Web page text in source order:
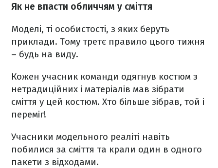
Як не впасти обличчям у сміття
Моделі, ті особистості, з яких беруть
приклади. Тому третє правило цього тижня
– будь на виду.
Кожен учасник команди одягнув костюм з
нетрадиційних і матеріалів мав зібрати
сміття у цей костюм. Хто більше зібрав, той і
переміг!
Учасники модельного реаліті навіть
побилися за сміття та крали один в одного
пакети з відходами.